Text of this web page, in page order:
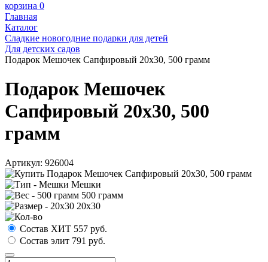
корзина 0
Главная
Каталог
Сладкие новогодние подарки для детей
Для детских садов
Подарок Мешочек Сапфировый 20х30, 500 грамм
Подарок Мешочек
Сапфировый 20х30, 500
грамм
Артикул: 926004
Мешки
500 грамм
20х30
Состав ХИТ 557 руб.
Состав элит 791 руб.